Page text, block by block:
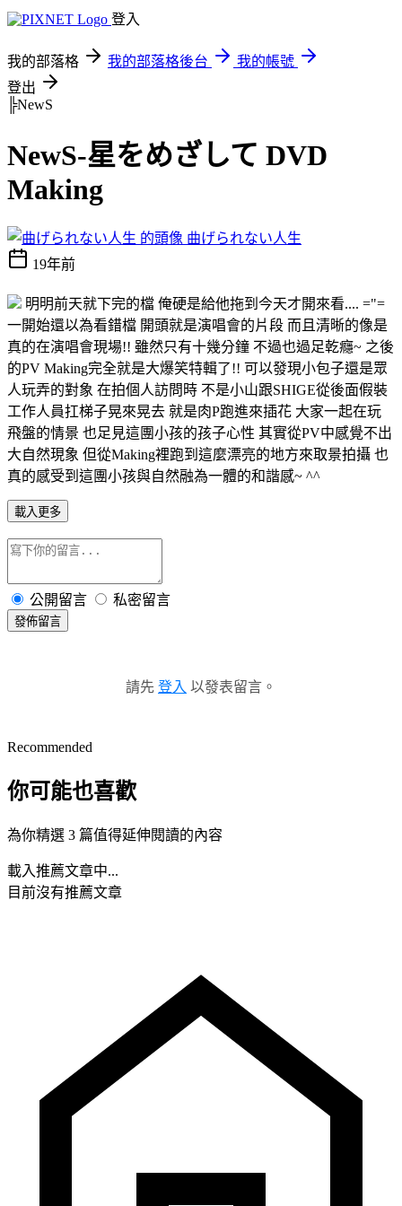
登入
我的部落格 我的部落格後台
我的帳號
登出
╠NewS
NewS-星をめざして DVD
Making
曲げられない人生
19年前
明明前天就下完的檔 俺硬是給他拖到今天才開來看.... ="=
一開始還以為看錯檔 開頭就是演唱會的片段 而且清晰的像是
真的在演唱會現場!! 雖然只有十幾分鐘 不過也過足乾癮~ 之後
的PV Making完全就是大爆笑特輯了!! 可以發現小包子還是眾
人玩弄的對象 在拍個人訪問時 不是小山跟SHIGE從後面假裝
工作人員扛梯子晃來晃去 就是肉P跑進來插花 大家一起在玩
飛盤的情景 也足見這團小孩的孩子心性 其實從PV中感覺不出
大自然現象 但從Making裡跑到這麼漂亮的地方來取景拍攝 也
真的感受到這團小孩與自然融為一體的和諧感~ ^^
載入更多
公開留言 私密留言
發佈留言
請先 登入 以發表留言。
Recommended
你可能也喜歡
為你精選 3 篇值得延伸閱讀的內容
載入推薦文章中...
目前沒有推薦文章